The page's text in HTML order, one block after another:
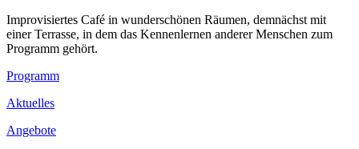
Improvisiertes Café in wunderschönen Räumen, demnächst mit
einer Terrasse, in dem das Kennenlernen anderer Menschen zum
Programm gehört.
Footer
Inhalt
Programm
Aktuelles
Angebote